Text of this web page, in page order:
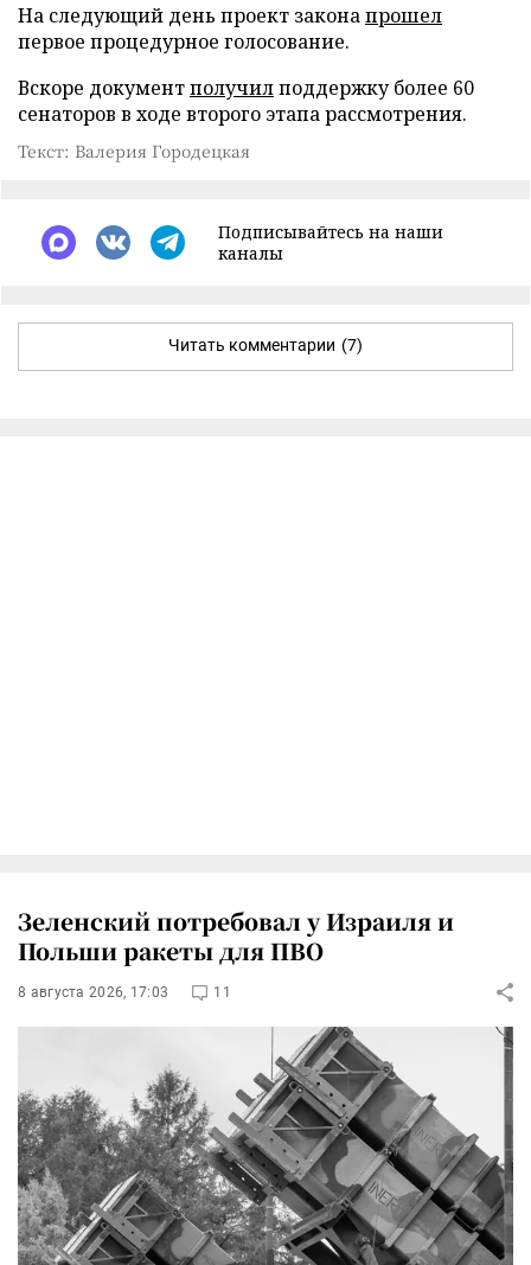
На следующий день проект законапрошел
первое процедурное голосование.
Вскоре документполучилподдержку более 60
сенаторов в ходе второго этапа рассмотрения.
Текст: Валерия Городецкая
Подписывайтесь на наши
каналы
Читать комментарии (7)
Зеленский потребовал у Израиля и
Польши ракеты для ПВО
8 августа 2026, 17:03 11